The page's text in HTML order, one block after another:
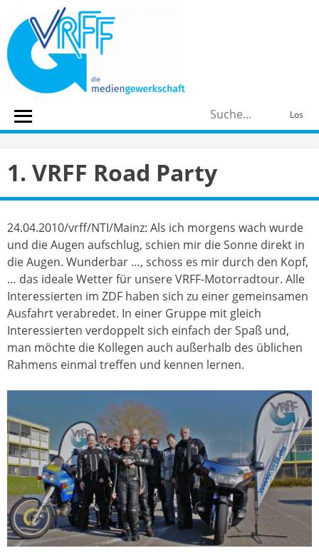
content
Los
1. VRFF Road Party
24.04.2010/vrff/NTI/Mainz: Als ich morgens wach wurde
und die Augen aufschlug, schien mir die Sonne direkt in
die Augen. Wunderbar …, schoss es mir durch den Kopf,
… das ideale Wetter für unsere VRFF-Motorradtour. Alle
Interessierten im ZDF haben sich zu einer gemeinsamen
Ausfahrt verabredet. In einer Gruppe mit gleich
Interessierten verdoppelt sich einfach der Spaß und,
man möchte die Kollegen auch außerhalb des üblichen
Rahmens einmal treffen und kennen lernen.